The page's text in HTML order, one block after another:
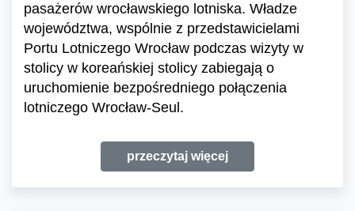
pasażerów wrocławskiego lotniska. Władze
województwa, wspólnie z przedstawicielami
Portu Lotniczego Wrocław podczas wizyty w
stolicy w koreańskiej stolicy zabiegają o
uruchomienie bezpośredniego połączenia
lotniczego Wrocław-Seul.
przeczytaj więcej